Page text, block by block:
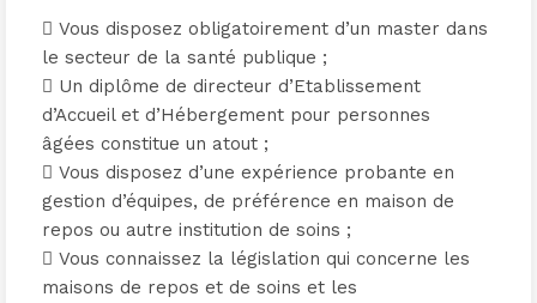
 Vous disposez obligatoirement d’un master dans
le secteur de la santé publique ;
 Un diplôme de directeur d’Etablissement
d’Accueil et d’Hébergement pour personnes
âgées constitue un atout ;
 Vous disposez d’une expérience probante en
gestion d’équipes, de préférence en maison de
repos ou autre institution de soins ;
 Vous connaissez la législation qui concerne les
maisons de repos et de soins et les